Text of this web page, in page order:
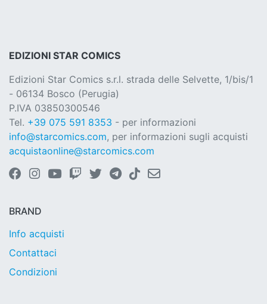
EDIZIONI STAR COMICS
Edizioni Star Comics s.r.l. strada delle Selvette, 1/bis/1
- 06134 Bosco (Perugia)
P.IVA 03850300546
Tel. +39 075 591 8353 - per informazioni
info@starcomics.com, per informazioni sugli acquisti
acquistaonline@starcomics.com
BRAND
Info acquisti
Contattaci
Condizioni